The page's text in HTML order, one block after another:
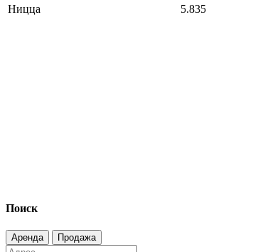
Ницца
5.835
Поиск
Аренда Продажа